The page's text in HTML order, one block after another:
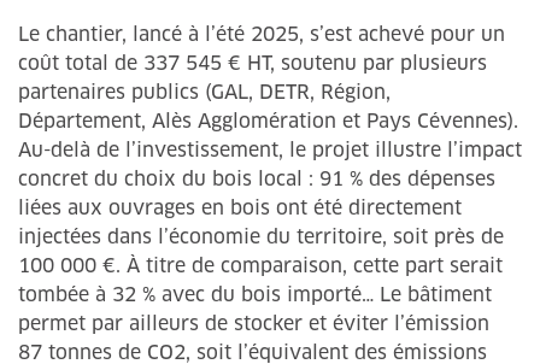
Le chantier, lancé à l’été 2025, s’est achevé pour un
coût total de 337 545 € HT, soutenu par plusieurs
partenaires publics (GAL, DETR, Région,
Département, Alès Agglomération et Pays Cévennes).
Au-delà de l’investissement, le projet illustre l’impact
concret du choix du bois local : 91 % des dépenses
liées aux ouvrages en bois ont été directement
injectées dans l’économie du territoire, soit près de
100 000 €. À titre de comparaison, cette part serait
tombée à 32 % avec du bois importé… Le bâtiment
permet par ailleurs de stocker et éviter l’émission
87 tonnes de CO2, soit l’équivalent des émissions